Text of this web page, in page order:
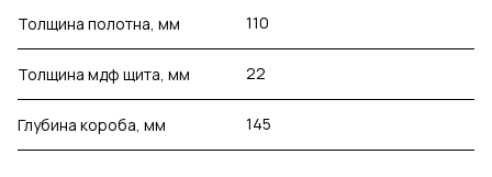
Толщина полотна, мм 110
Толщина мдф щита, мм 22
Глубина короба, мм 145